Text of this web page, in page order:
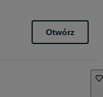
Otwórz